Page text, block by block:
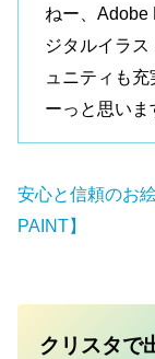
ねー、Adobe
ジタルイラ
ュニティも
ーっと思いま
安心と信頼のお
PAINT】
クリスタで